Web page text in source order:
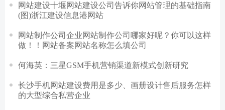
网站建设十堰网站建设公司告诉你网站管理的基础指南
(图)浙江建设信息港网站
网站制作公司企业网站制作公司哪家好呢？你可以这样
做！！网站备案网站名称怎么填公司
何海英：三星GSM手机营销渠道新模式创新研究
长沙手机网站建设费用是多少、画册设计售后服务怎样
的大型综合私营企业